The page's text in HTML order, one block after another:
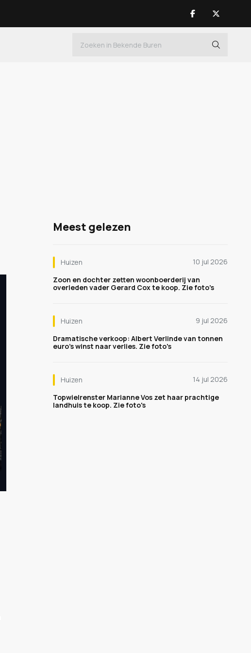
Meest gelezen
Huizen
10 jul 2026
Zoon en dochter zetten woonboerderij van
overleden vader Gerard Cox te koop. Zie foto's
Huizen
9 jul 2026
Dramatische verkoop: Albert Verlinde van tonnen
euro's winst naar verlies. Zie foto's
Huizen
14 jul 2026
Topwielrenster Marianne Vos zet haar prachtige
landhuis te koop. Zie foto's